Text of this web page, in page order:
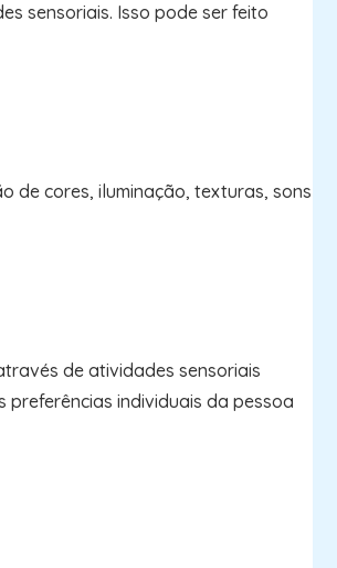
sensoriais. Isso pode ser feito
de cores, iluminação, texturas, sons
de atividades sensoriais
preferências individuais da pessoa